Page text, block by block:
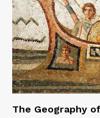
The Geography